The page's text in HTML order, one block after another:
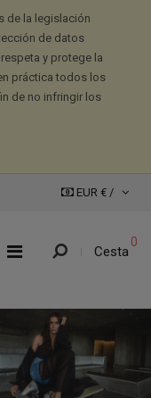
de la legislación
de datos
y protege la
práctica todos los
de no infringir los
EUR € /
Cesta
0